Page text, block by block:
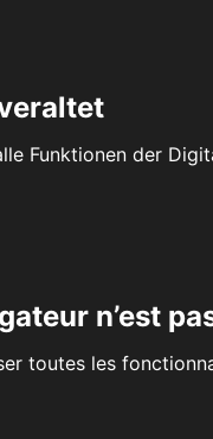
Funktionen der
n’est
toutes les